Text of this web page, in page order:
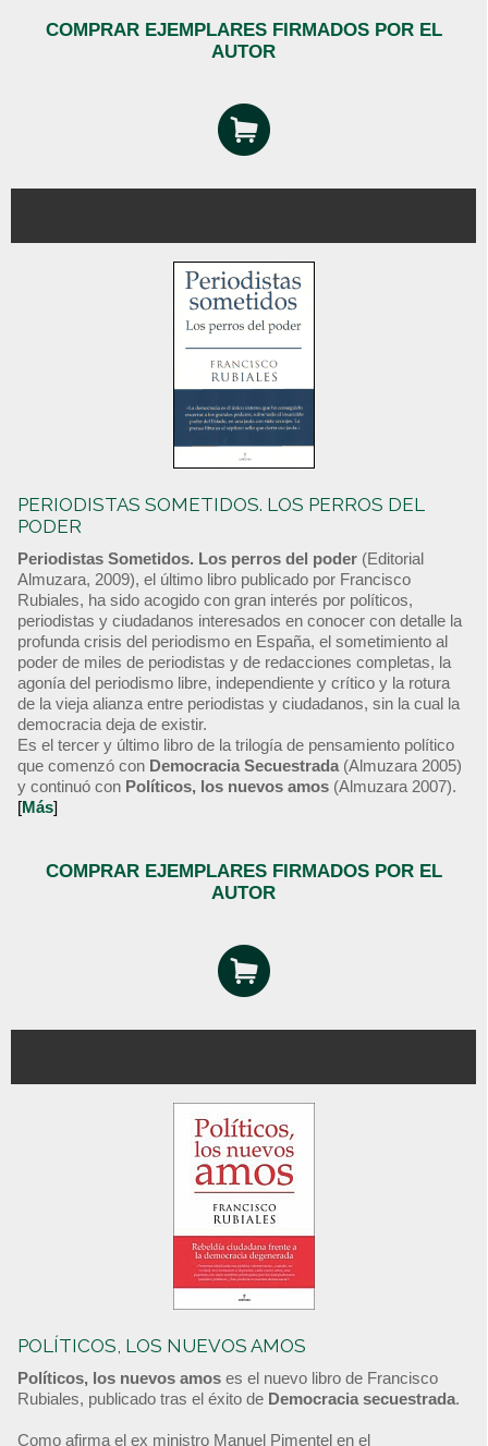
COMPRAR EJEMPLARES FIRMADOS POR EL
AUTOR
PERIODISTAS SOMETIDOS. LOS PERROS DEL
PODER
Periodistas Sometidos. Los perros del poder (Editorial
Almuzara, 2009), el último libro publicado por Francisco
Rubiales, ha sido acogido con gran interés por políticos,
periodistas y ciudadanos interesados en conocer con detalle la
profunda crisis del periodismo en España, el sometimiento al
poder de miles de periodistas y de redacciones completas, la
agonía del periodismo libre, independiente y crítico y la rotura
de la vieja alianza entre periodistas y ciudadanos, sin la cual la
democracia deja de existir.
Es el tercer y último libro de la trilogía de pensamiento político
que comenzó con Democracia Secuestrada (Almuzara 2005)
y continuó con Políticos, los nuevos amos (Almuzara 2007).
[Más]
COMPRAR EJEMPLARES FIRMADOS POR EL
AUTOR
POLÍTICOS, LOS NUEVOS AMOS
Políticos, los nuevos amos es el nuevo libro de Francisco
Rubiales, publicado tras el éxito de Democracia secuestrada.
Como afirma el ex ministro Manuel Pimentel en el